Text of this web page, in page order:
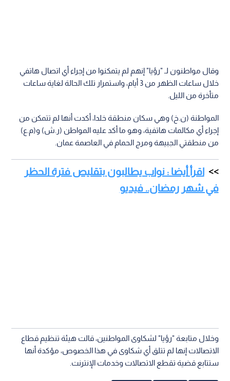
وقال مواطنون لـ "رؤيا" إنهم لم يتمكنوا من إجراء أي اتصال هاتفي
خلال ساعات الظهر من 3 أيام، واستمرار تلك الحالة لغاية ساعات
متأخرة من الليل.
المواطنة (ن.خ) وهي سكان منطقة خلدا، أكدت أنها لم تتمكن من
إجراء أي مكالمات هاتفية، وهو ما أكد عليه المواطن (ر.ش) و(م.ع)
من منطقتي الجبيهة ومرج الحمام في العاصمة عمان.
اقرأ أيضا : نواب يطالبون بتقليص فترة الحظر
في شهر رمضان.. فيديو
وخلال متابعة "رؤيا" لشكاوى المواطنين، قالت هيئة تنظيم قطاع
الاتصالات إنها لم تتلق أي شكاوى في هذا الخصوص، مؤكدة أنها
ستتابع قضية تقطع الاتصالات وخدمات الإنترنت.